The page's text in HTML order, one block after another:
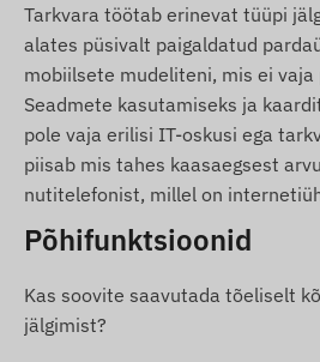
Suhtlemine seadme ja selle
2G võrkude kaudu,
Tööseadistused, asukoha
kaudu
Valikuline asukoha
sek)
Sisselülitamine vooluvõrku
Niiskus- ja tilgakindel
Sisseehitatud
Tarkvara töötab erinevat tüüpi
alates püsivalt paigaldatud
mobiilsete mudeliteni, mis ei vaja
Seadmete kasutamiseks ja
pole vaja erilisi IT-oskusi ega
piisab mis tahes kaasaegsest
nutitelefonist, millel on
Põhifunktsioonid
Kas soovite saavutada tõeliselt
jälgimist?